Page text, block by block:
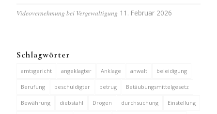
Videovernehmung bei Vergewaltigung 11. Februar 2026
Schlagwörter
amtsgericht angeklagter Anklage anwalt beleidigung
Berufung beschuldigter betrug Betäubungsmittelgesetz
Bewährung diebstahl Drogen durchsuchung Einstellung